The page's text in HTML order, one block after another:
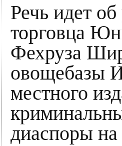
Речь идет
торговца
Фехруза
овощебазы
местного
диаспоры на